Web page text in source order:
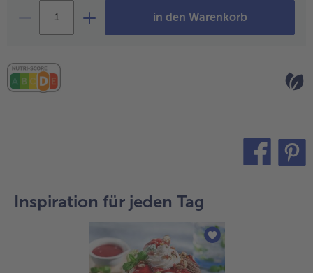
in den Warenkorb
Inspiration für jeden Tag